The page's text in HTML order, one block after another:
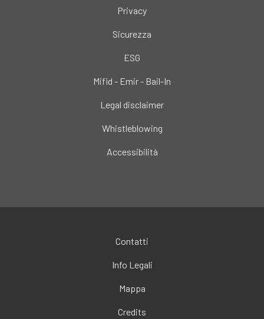
Privacy
Sicurezza
ESG
Mifid - Emir - Bail-In
Legal disclaimer
Whistleblowing
Accessibilità
Contatti
Info Legali
Mappa
Credits